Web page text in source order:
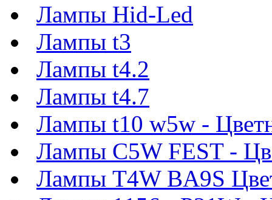
Лампы Hid-Led
Лампы t3
Лампы t4.2
Лампы t4.7
Лампы t10 w5w -
Лампы C5W FEST -
Лампы T4W BA9S